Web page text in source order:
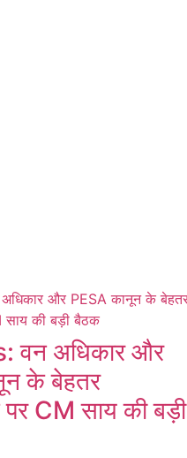
वन अधिकार और
के बेहतर
पर CM साय की बड़ी